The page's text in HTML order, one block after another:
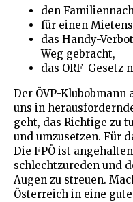
den
für einen
das Handy-
Weg gebracht,
das ORF-Gesetz
Der ÖVP-Klubobmann
uns in
geht, das Richtige zu
und umzusetzen. Für
Die FPÖ ist
schlechtzureden und
Augen zu streuen.
Österreich in eine